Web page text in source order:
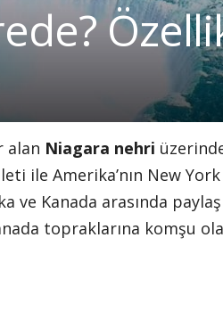
alan Niagara nehri
ile Amerika’nın New
ve Kanada arasında
topraklarına komşu